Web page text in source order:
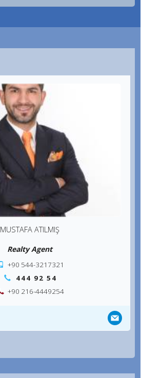
MUSTAFA ATILMIŞ
Realty Agent
+90 544-3217321
444 92 54
+90 216-4449254